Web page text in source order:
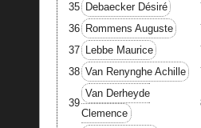
35
Debaecker Désiré
36
Rommens Auguste
37
Lebbe Maurice
38 Van Renynghe Achille
39
Van Derheyde
Clemence